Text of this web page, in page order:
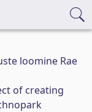
loomine Rae
of creating